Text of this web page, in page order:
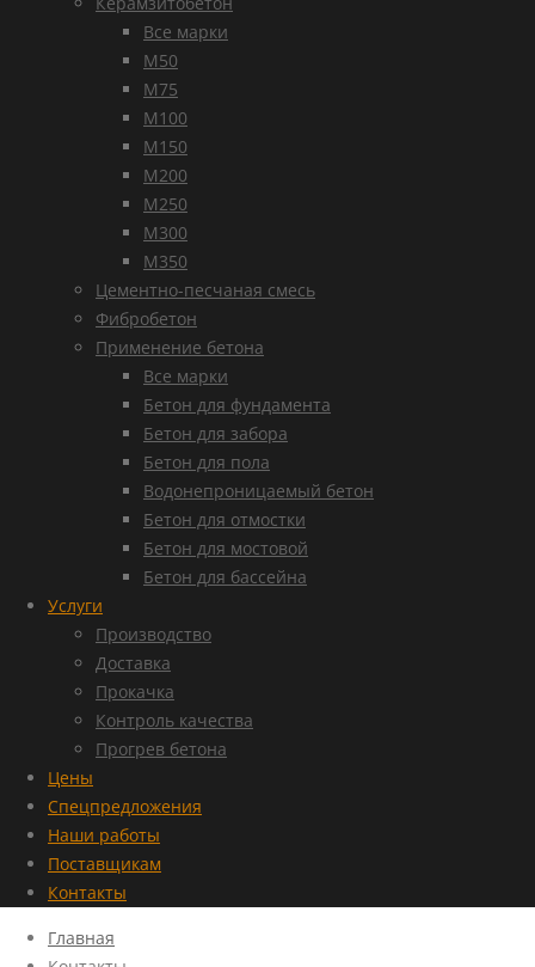
Все марки
М50
М75
М100
М150
М200
М250
М300
М350
Цементно-песчаная смесь
Фибробетон
Применение бетона
Все марки
Бетон для фундамента
Бетон для забора
Бетон для пола
Водонепроницаемый бетон
Бетон для отмостки
Бетон для мостовой
Бетон для бассейна
Услуги
Производство
Доставка
Прокачка
Контроль качества
Прогрев бетона
Цены
Спецпредложения
Наши работы
Поставщикам
Контакты
Главная